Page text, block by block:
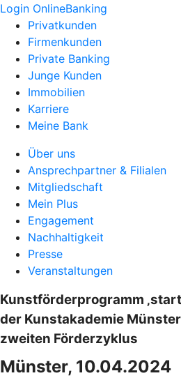
Login OnlineBanking
Privatkunden
Firmenkunden
Private Banking
Junge Kunden
Immobilien
Karriere
Meine Bank
Über uns
Ansprechpartner & Filialen
Mitgliedschaft
Mein Plus
Engagement
Nachhaltigkeit
Presse
Veranstaltungen
Kunstförderprogramm
der Kunstakademie
zweiten Förderzyklus
Münster, 10.04.2024